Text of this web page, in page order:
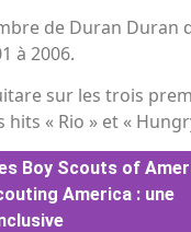
de Duran Duran
à 2006.
sur les trois
« Rio » et «
Boy Scouts of
America : une